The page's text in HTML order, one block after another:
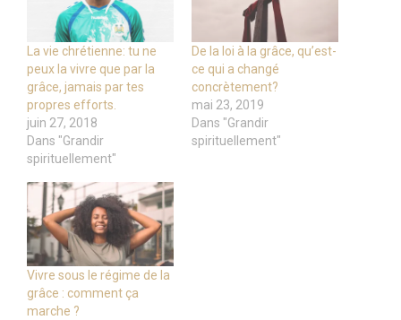
La vie chrétienne: tu ne
peux la vivre que par la
grâce, jamais par tes
propres efforts.
juin 27, 2018
Dans "Grandir
spirituellement"
De la loi à la grâce, qu’est-
ce qui a changé
concrètement?
mai 23, 2019
Dans "Grandir
spirituellement"
Vivre sous le régime de la
grâce : comment ça
marche ?